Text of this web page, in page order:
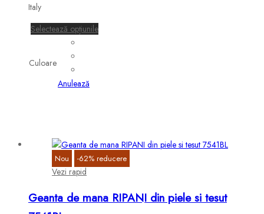
Italy
Selectează opțiunileAcest
alese
în
produsului.
Culoare
Anulează
Nou -62% reducere
Vezi rapid
Geanta de mana RIPANI din piele si tesut